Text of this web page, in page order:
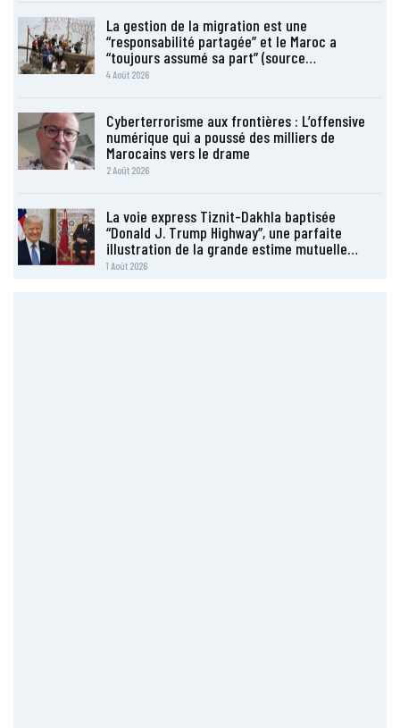
La gestion de la migration est une
“responsabilité partagée” et le Maroc a
“toujours assumé sa part” (source…
4 Août 2026
Cyberterrorisme aux frontières : L’offensive
numérique qui a poussé des milliers de
Marocains vers le drame
2 Août 2026
La voie express Tiznit-Dakhla baptisée
“Donald J. Trump Highway”, une parfaite
illustration de la grande estime mutuelle…
1 Août 2026